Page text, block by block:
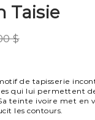
Taisie
$
de tapisserie
qui lui permettent
teinte ivoire met en
les contours.